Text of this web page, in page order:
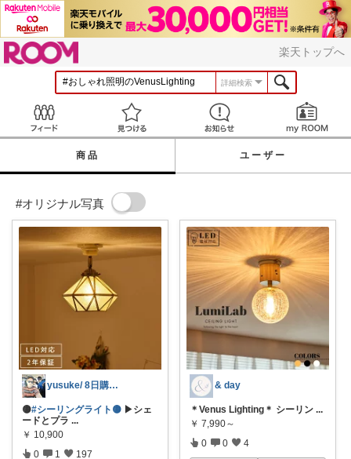
楽天トップへ
詳細検索
見つける お知らせ
商品 ユーザー
#オリジナル写真
yusuke/ 8日購入感謝♫
🟡#シーリングライト🟡 ▶シェ
ードとプラ ...
￥ 10,900
0 1 197
& day
＊Venus Lighting＊ シーリン ...
￥ 7,990～
0 0 4